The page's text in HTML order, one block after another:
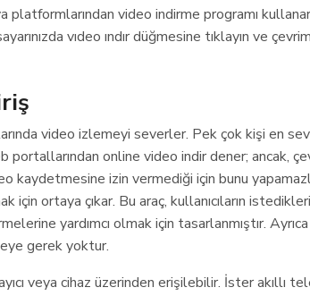
platformlarından video indirme programı
vıdeo ındır düğmesine tıklayın ve
video izlemeyi severler. Pek çok kişi en
online video indir dener; ancak,
kaydetmesine izin vermediği için bunu
için ortaya çıkar. Bu araç, kullanıcıların
yardımcı olmak için tasarlanmıştır.
gerek yoktur.
veya cihaz üzerinden erişilebilir. İster akıllı